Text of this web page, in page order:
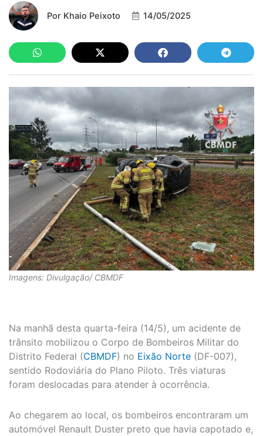
Por Khaio Peixoto 14/05/2025
Imagens: Divulgação/ CBMDF
Na manhã desta quarta-feira (14/5), um acidente de
trânsito mobilizou o Corpo de Bombeiros Militar do
Distrito Federal (CBMDF) no Eixão Norte (DF-007),
sentido Rodoviária do Plano Piloto. Três viaturas
foram deslocadas para atender à ocorrência.
Ao chegarem ao local, os bombeiros encontraram um
automóvel Renault Duster preto que havia capotado e,